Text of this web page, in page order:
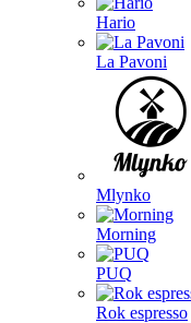
Hario
La Pavoni
Mlynko
Morning
PUQ
Rok espresso